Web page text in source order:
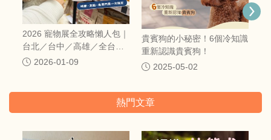
2026 寵物展全攻略懶人包｜
台北／台中／高雄／全台寵
物展時間、地點一次整理
2026-01-09
貴賓狗的小秘密！6個冷知識
重新認識貴賓狗！
2025-05-02
熱門文章